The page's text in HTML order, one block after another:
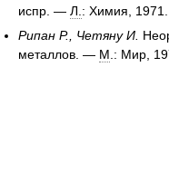
испр. — Л. : Химия,
Рипан Р., Четяну И.
металлов. — М .: Мир,